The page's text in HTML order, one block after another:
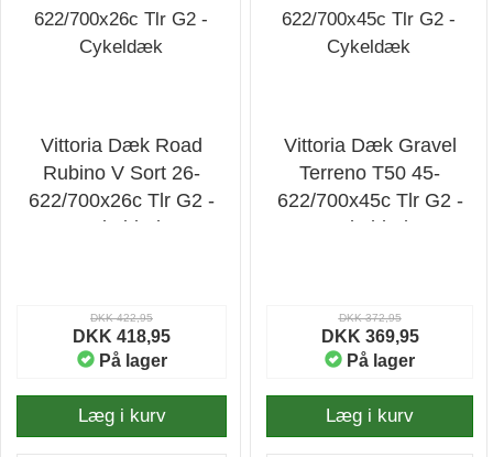
Vittoria Dæk Road
Rubino V Sort 26-
622/700x26c Tlr G2 -
Cykeldæk
DKK 422,95
DKK 418,95
På lager
Læg i kurv
Vittoria Dæk Gravel
Terreno T50 45-
622/700x45c Tlr G2 -
Cykeldæk
DKK 372,95
DKK 369,95
På lager
Læg i kurv